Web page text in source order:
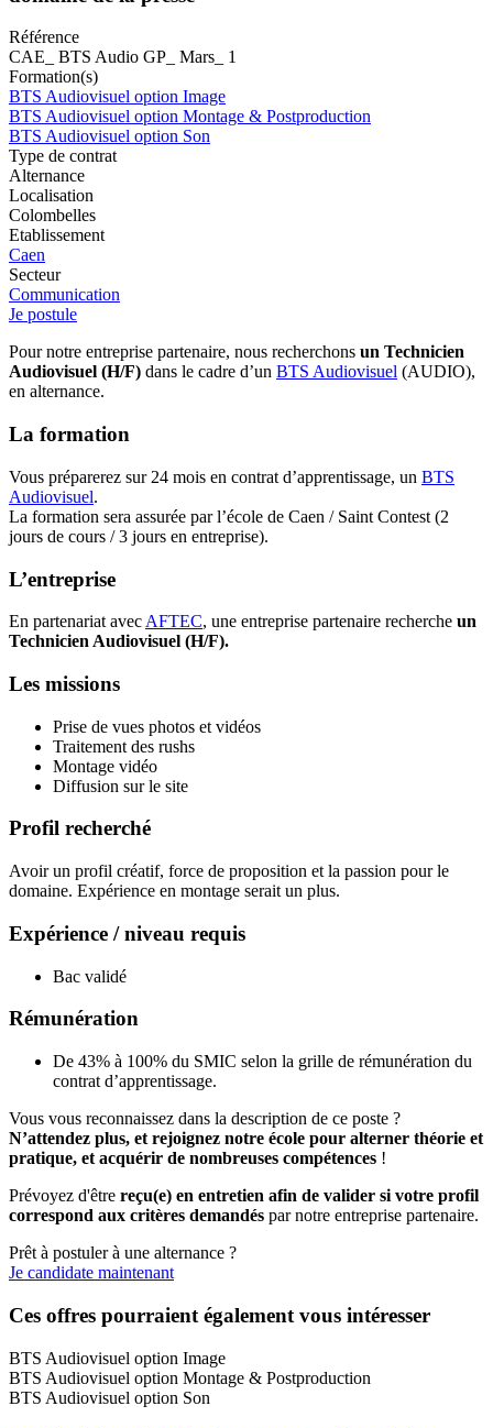
Référence
CAE_ BTS Audio GP_ Mars_ 1
Formation(s)
BTS Audiovisuel option Image
BTS Audiovisuel option Montage & Postproduction
BTS Audiovisuel option Son
Type de contrat
Alternance
Localisation
Colombelles
Etablissement
Caen
Secteur
Communication
Je postule
Pour notre entreprise partenaire, nous recherchons un Technicien
Audiovisuel (H/F) dans le cadre d’un BTS Audiovisuel (AUDIO),
en alternance.
La formation
Vous préparerez sur 24 mois en contrat d’apprentissage, un BTS
Audiovisuel.
La formation sera assurée par l’école de Caen / Saint Contest (2
jours de cours / 3 jours en entreprise).
L’entreprise
En partenariat avec AFTEC, une entreprise partenaire recherche un
Technicien Audiovisuel (H/F).
Les missions
Prise de vues photos et vidéos
Traitement des rushs
Montage vidéo
Diffusion sur le site
Profil recherché
Avoir un profil créatif, force de proposition et la passion pour le
domaine. Expérience en montage serait un plus.
Expérience / niveau requis
Bac validé
Rémunération
De 43% à 100% du SMIC selon la grille de rémunération du
contrat d’apprentissage.
Vous vous reconnaissez dans la description de ce poste ?
N’attendez plus, et rejoignez notre école pour alterner théorie et
pratique, et acquérir de nombreuses compétences !
Prévoyez d'être reçu(e) en entretien afin de valider si votre profil
correspond aux critères demandés par notre entreprise partenaire.
Prêt à postuler à une alternance ?
Je candidate maintenant
Ces offres pourraient également vous intéresser
BTS Audiovisuel option Image
BTS Audiovisuel option Montage & Postproduction
BTS Audiovisuel option Son